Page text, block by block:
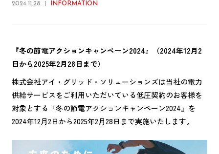
2024.11.28 INFORMATION
『冬の節電アクションキャンペーン2024』（2024年12月2
日から2025年2月28日まで）
株式会社アイ・グリッド・ソリューションズは当社の電力
供給サービスをご利用いただいている低圧契約のお客様を
対象とする『冬の節電アクションキャンペーン2024』を
2024年12月2日から2025年2月28日まで実施いたします。